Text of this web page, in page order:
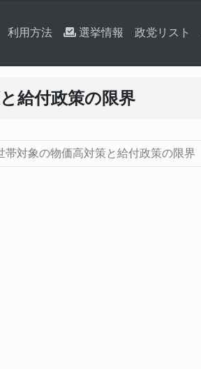
利用方法 選挙情報 政党リスト
給付政策の限界
対象の物価高対策と給付政策の限界